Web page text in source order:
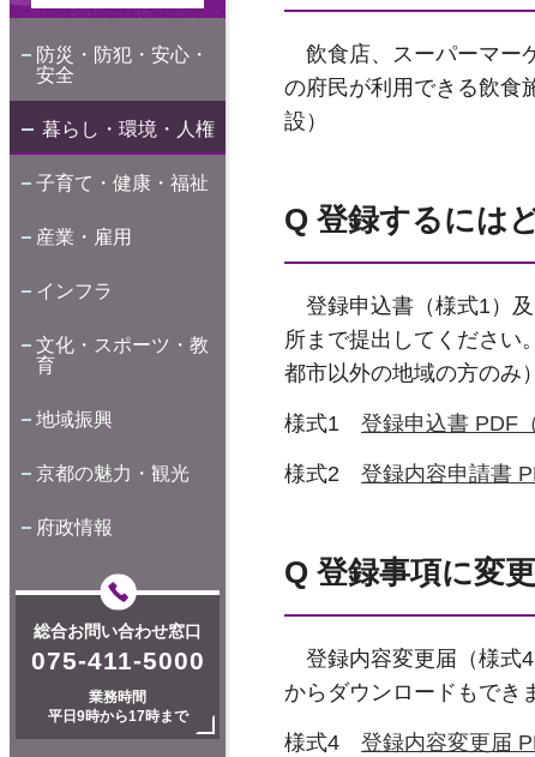
防災・防犯・安心・
安全
暮らし・環境・人権
子育て・健康・福祉
産業・雇用
インフラ
文化・スポーツ・教
育
地域振興
京都の魅力・観光
府政情報
総合お問い合わせ窓口
075-411-5000
業務時間
平日9時から17時まで
飲食店、スーパーマー
の府民が利用できる飲食
設）
Q 登録するには
登録申込書（様式1）
所まで提出してください
都市以外の地域の方のみ
様式1 登録申込書 PDF
様式2 登録内容申請書
Q 登録事項に変
登録内容変更届（様式
からダウンロードもでき
様式4 登録内容変更届